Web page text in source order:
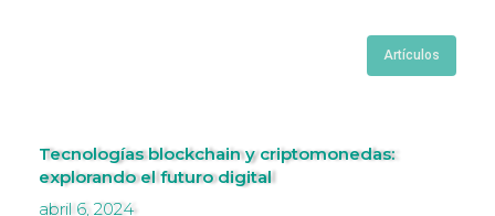
Artículos
Tecnologías blockchain y criptomonedas:
explorando el futuro digital
abril 6, 2024